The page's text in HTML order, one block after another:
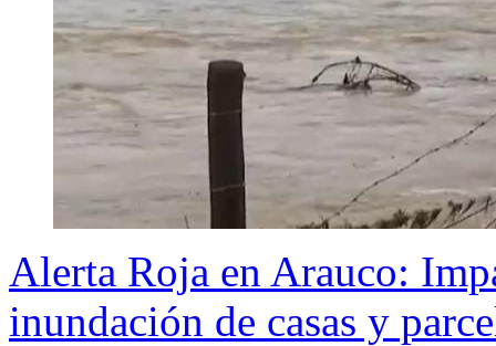
Alerta Roja en Arauco:
inundación de casas y